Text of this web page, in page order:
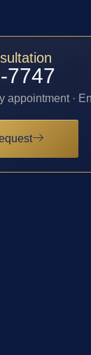
7747
appointment ·